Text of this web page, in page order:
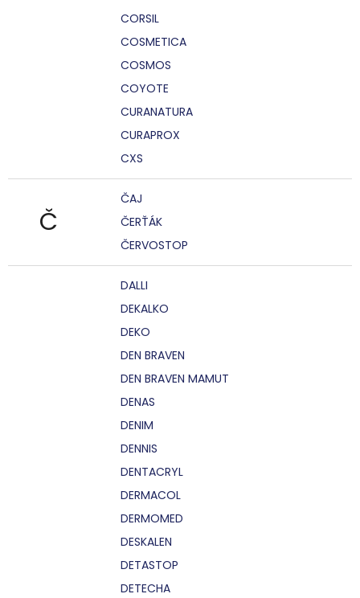
CORSIL
COSMETICA
COSMOS
COYOTE
CURANATURA
CURAPROX
CXS
Č
ČAJ
ČERŤÁK
ČERVOSTOP
DALLI
DEKALKO
DEKO
DEN BRAVEN
DEN BRAVEN MAMUT
DENAS
DENIM
DENNIS
DENTACRYL
DERMACOL
DERMOMED
DESKALEN
DETASTOP
DETECHA